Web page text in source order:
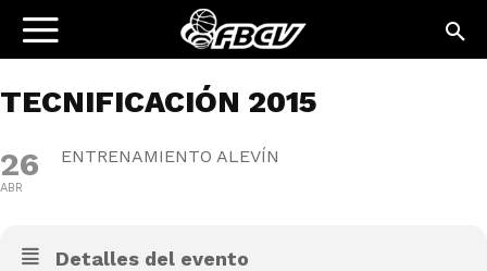
TECNIFICACIÓN 2015
26
ABR
ENTRENAMIENTO ALEVÍN
Detalles del evento